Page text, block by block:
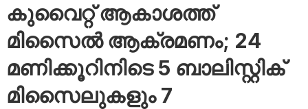
കുവൈറ്റ് ആകാശത്ത്
മിസൈൽ ആക്രമണം; 24
മണിക്കൂറിനിടെ 5 ബാലിസ്റ്റിക്
മിസൈലുകളും 7